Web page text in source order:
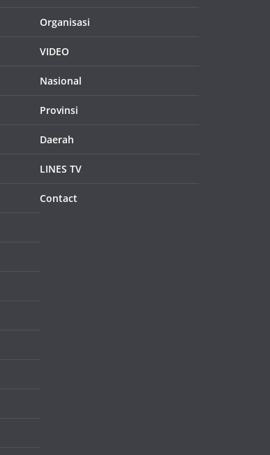
Organisasi
VIDEO
Nasional
Provinsi
Daerah
LINES TV
Contact